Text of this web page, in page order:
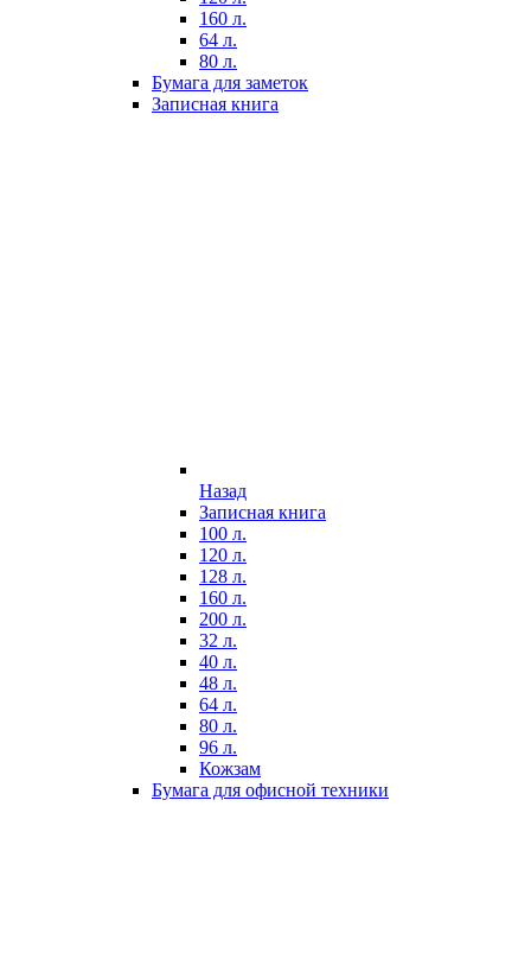
160 л.
64 л.
80 л.
Бумага для заметок
Записная книга
Назад
Записная книга
100 л.
120 л.
128 л.
160 л.
200 л.
32 л.
40 л.
48 л.
64 л.
80 л.
96 л.
Кожзам
Бумага для офисной техники